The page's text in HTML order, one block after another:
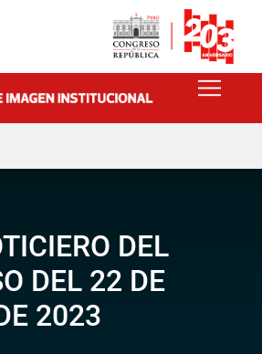
DEL
DEL 22 DE
2023